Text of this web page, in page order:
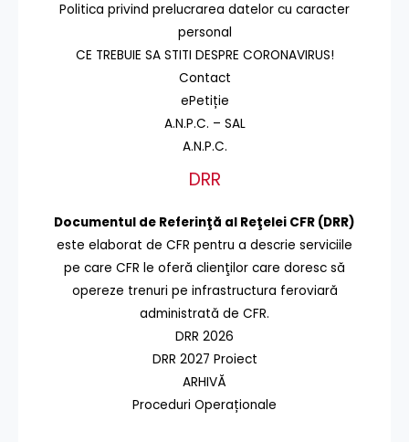
Politica privind prelucrarea datelor cu caracter
personal
CE TREBUIE SA STITI DESPRE CORONAVIRUS!
Contact
ePetiție
A.N.P.C. – SAL
A.N.P.C.
DRR
Documentul de Referinţă al Reţelei CFR (DRR)
este elaborat de CFR pentru a descrie serviciile
pe care CFR le oferă clienţilor care doresc să
opereze trenuri pe infrastructura feroviară
administrată de CFR.
DRR 2026
DRR 2027 Proiect
ARHIVĂ
Proceduri Operaționale